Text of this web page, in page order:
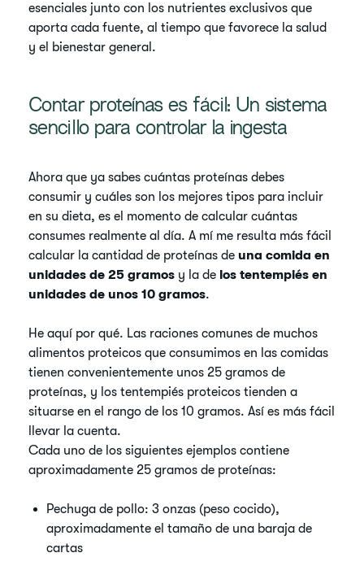
esenciales junto con los nutrientes exclusivos que
aporta cada fuente, al tiempo que favorece la salud
y el bienestar general.
Contar proteínas es fácil: Un sistema
sencillo para controlar la ingesta
Ahora que ya sabes cuántas proteínas debes
consumir y cuáles son los mejores tipos para incluir
en su dieta, es el momento de calcular cuántas
consumes realmente al día. A mí me resulta más fácil
calcular la cantidad de proteínas de una comida en
unidades de 25 gramos y la de los tentempiés en
unidades de unos 10 gramos.
He aquí por qué. Las raciones comunes de muchos
alimentos proteicos que consumimos en las comidas
tienen convenientemente unos 25 gramos de
proteínas, y los tentempiés proteicos tienden a
situarse en el rango de los 10 gramos. Así es más fácil
llevar la cuenta.
Cada uno de los siguientes ejemplos contiene
aproximadamente 25 gramos de proteínas:
Pechuga de pollo: 3 onzas (peso cocido),
aproximadamente el tamaño de una baraja de
cartas